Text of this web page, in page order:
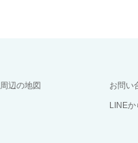
周辺の地図 お問い
LINE